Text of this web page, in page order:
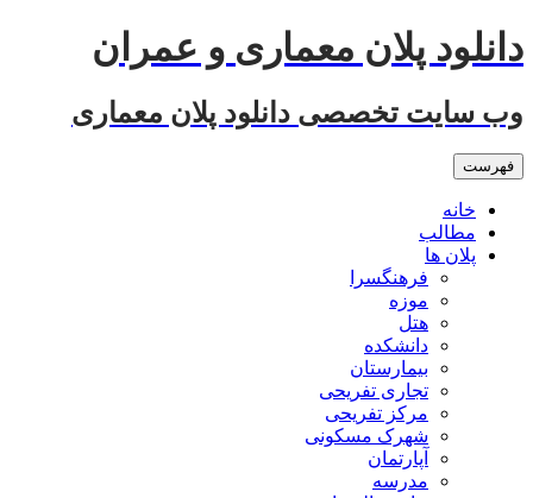
رفتن
به
دانلود پلان معماری و عمران
وب سایت تخصصی دانلود پلان معماری
فهرست
خانه
مطالب
پلان ها
فرهنگسرا
موزه
هتل
دانشکده
بیمارستان
تجاری تفریحی
مرکز تفریحی
شهرک مسکونی
آپارتمان
مدرسه